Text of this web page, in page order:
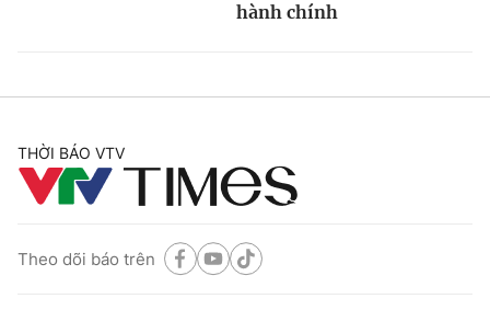
hành chính
THỜI BÁO VTV
Theo dõi báo trên